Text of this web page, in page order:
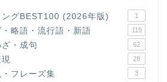
ングBEST100 (2026年版) 1
略語・流行語・新語 119
・成句 62
28
フレーズ集 3